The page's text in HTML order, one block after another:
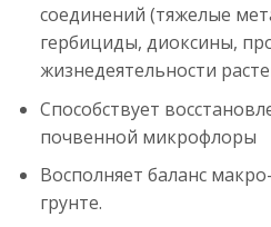
соединений (тяжелые
гербициды, диоксины,
жизнедеятельности
Способствует
почвенной микрофлоры
Восполняет баланс
грунте.